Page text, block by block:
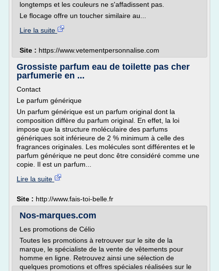
longtemps et les couleurs ne s'affadissent pas.
Le flocage offre un toucher similaire au...
Lire la suite
Site : https://www.vetementpersonnalise.com
Grossiste parfum eau de toilette pas cher
parfumerie en ...
Contact
Le parfum générique
Un parfum générique est un parfum original dont la
composition diffère du parfum original. En effet, la loi
impose que la structure moléculaire des parfums
génériques soit inférieure de 2 % minimum à celle des
fragrances originales. Les molécules sont différentes et le
parfum générique ne peut donc être considéré comme une
copie. Il est un parfum...
Lire la suite
Site : http://www.fais-toi-belle.fr
Nos-marques.com
Les promotions de Célio
Toutes les promotions à retrouver sur le site de la
marque, le spécialiste de la vente de vêtements pour
homme en ligne. Retrouvez ainsi une sélection de
quelques promotions et offres spéciales réalisées sur le